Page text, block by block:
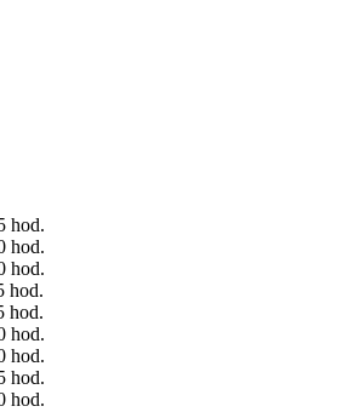
hod.
hod.
hod.
hod.
hod.
hod.
hod.
hod.
hod.